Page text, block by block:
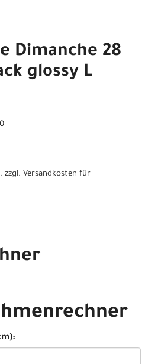
Dimanche 28
glossy L
zzgl. Versandkosten für